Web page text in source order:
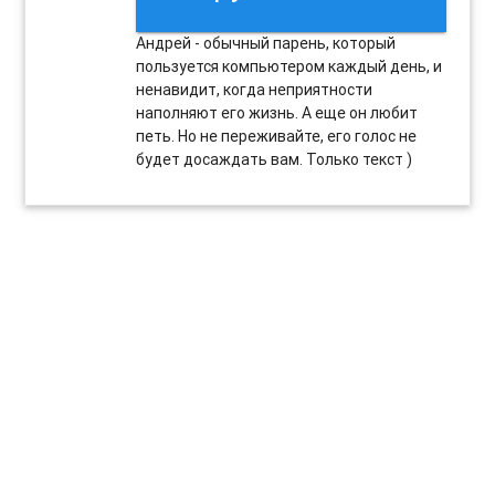
Андрей - обычный парень, который
пользуется компьютером каждый день, и
ненавидит, когда неприятности
наполняют его жизнь. А еще он любит
петь. Но не переживайте, его голос не
будет досаждать вам. Только текст )